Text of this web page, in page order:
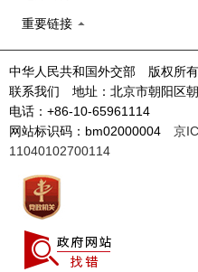
重要链接
中华人民共和国外交部 版权所有
联系我们 地址：北京市朝阳区
电话：+86-10-65961114
网站标识码：bm02000004 京
11040102700114